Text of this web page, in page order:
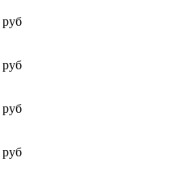
руб
руб
руб
руб